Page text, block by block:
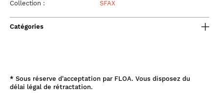
Collection : SFAX
Catégories
* Sous réserve d'acceptation par FLOA. Vous disposez du
délai légal de rétractation.